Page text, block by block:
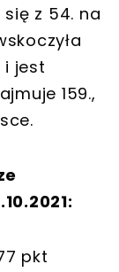
z 54. na
i jest
159.,
pkt